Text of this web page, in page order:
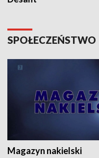
SPOŁECZEŃSTWO
Magazyn nakielski